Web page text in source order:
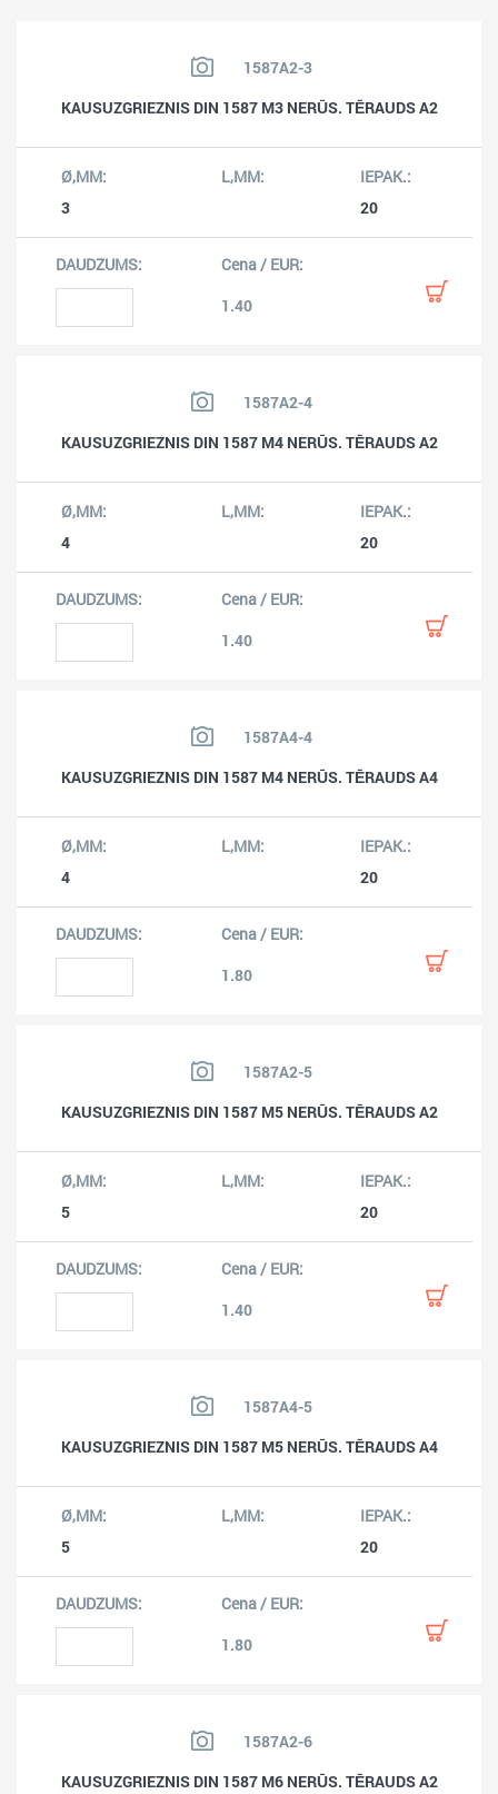
1587A2-3
KAUSUZGRIEZNIS DIN 1587 M3 NERŪS. TĒRAUDS A2
3 20
1.40
1587A2-4
KAUSUZGRIEZNIS DIN 1587 M4 NERŪS. TĒRAUDS A2
4 20
1.40
1587A4-4
KAUSUZGRIEZNIS DIN 1587 M4 NERŪS. TĒRAUDS A4
4 20
1.80
1587A2-5
KAUSUZGRIEZNIS DIN 1587 M5 NERŪS. TĒRAUDS A2
5 20
1.40
1587A4-5
KAUSUZGRIEZNIS DIN 1587 M5 NERŪS. TĒRAUDS A4
5 20
1.80
1587A2-6
KAUSUZGRIEZNIS DIN 1587 M6 NERŪS. TĒRAUDS A2